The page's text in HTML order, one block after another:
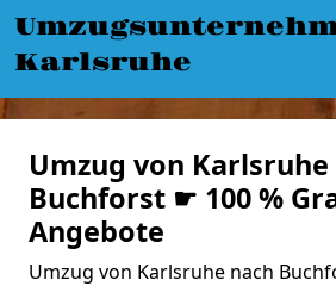
Karlsruhe
Umzug von Karlsruhe
Buchforst ☛ 100 %
Angebote
Umzug von Karlsruhe nach